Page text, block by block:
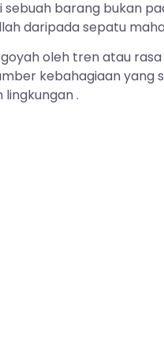
barang bukan
daripada sepatu
oleh tren atau
kebahagiaan yang
.